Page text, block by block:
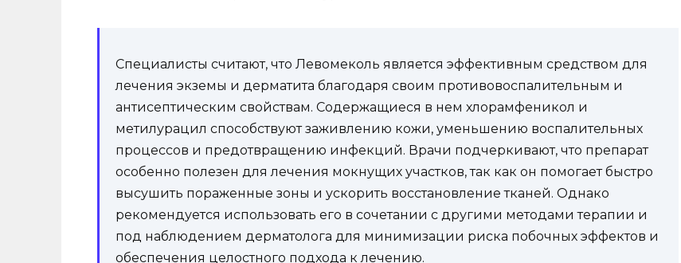
Специалисты считают, что Левомеколь является эффективным средством для
лечения экземы и дерматита благодаря своим противовоспалительным и
антисептическим свойствам. Содержащиеся в нем хлорамфеникол и
метилурацил способствуют заживлению кожи, уменьшению воспалительных
процессов и предотвращению инфекций. Врачи подчеркивают, что препарат
особенно полезен для лечения мокнущих участков, так как он помогает быстро
высушить пораженные зоны и ускорить восстановление тканей. Однако
рекомендуется использовать его в сочетании с другими методами терапии и
под наблюдением дерматолога для минимизации риска побочных эффектов и
обеспечения целостного подхода к лечению.